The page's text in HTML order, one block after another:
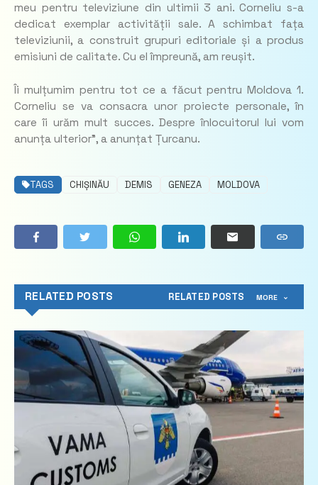
meu pentru televiziune din ultimii 3 ani. Corneliu s-a
dedicat exemplar activității sale. A schimbat fața
televiziunii, a construit grupuri editoriale și a produs
emisiuni de calitate. Cu el împreună, am reușit.
Îi mulțumim pentru tot ce a făcut pentru Moldova 1.
Corneliu se va consacra unor proiecte personale, în
care îi urăm mult succes. Despre înlocuitorul lui vom
anunța ulterior”, a anunțat Țurcanu.
TAGS CHIȘINĂU DEMIS GENEZA MOLDOVA
RELATED POSTS RELATED POSTS MORE